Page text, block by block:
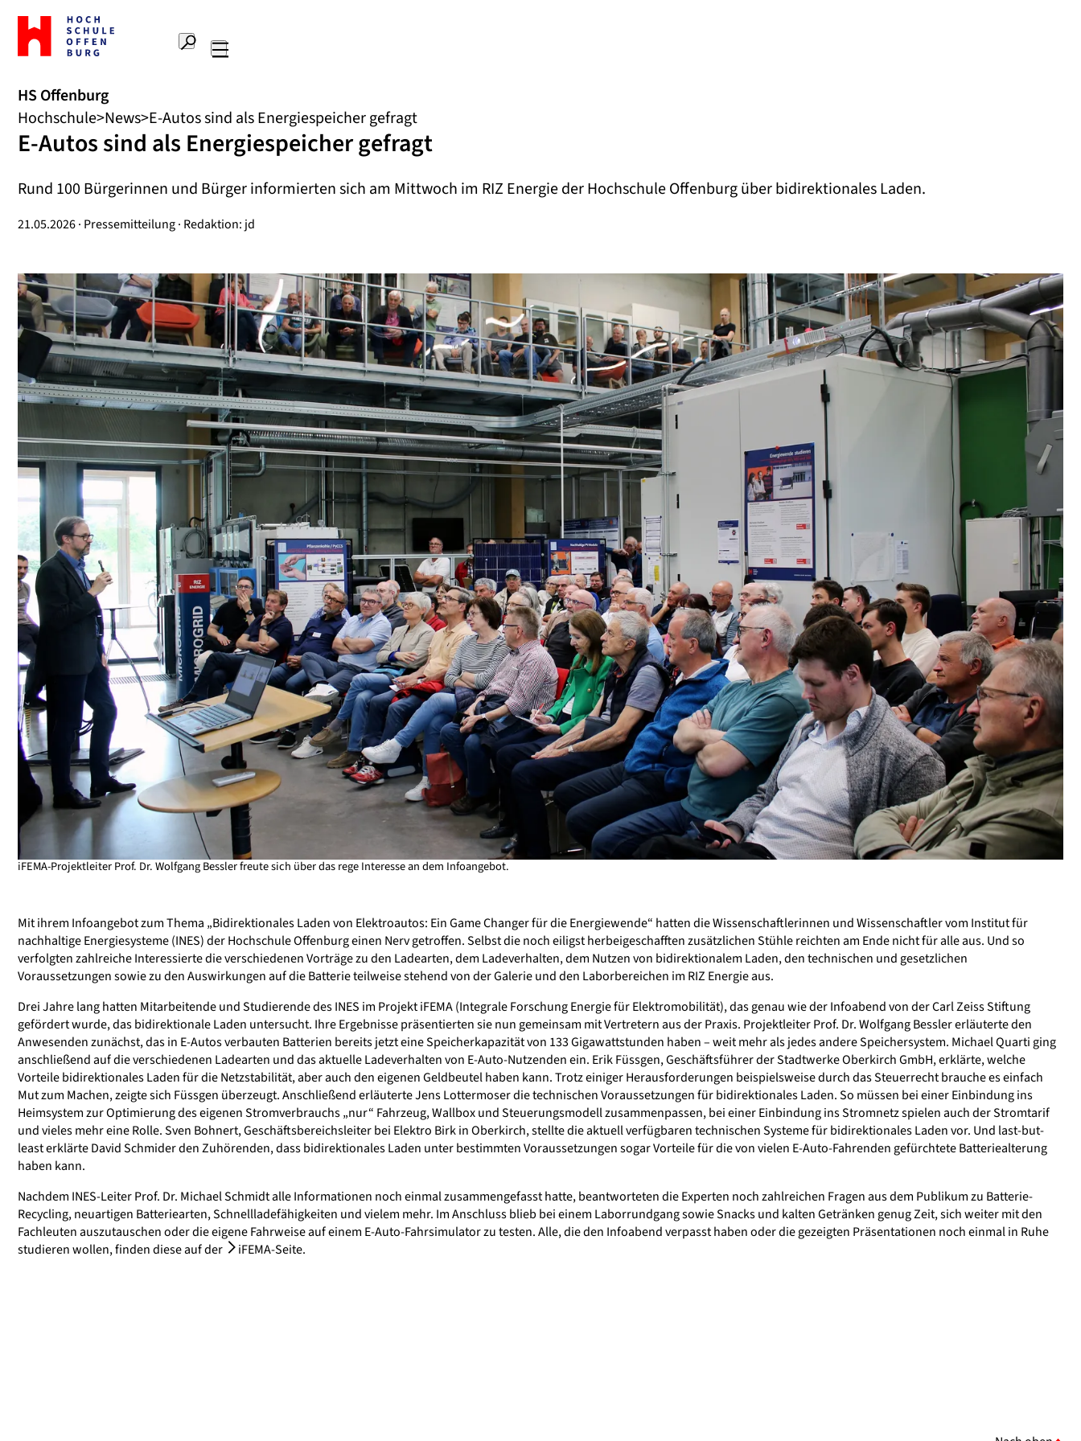
Zur
Startseite
Hochschule
Suche
HS Offenburg
Hochschule News E-Autos sind als Energiespeicher gefragt
E-Autos sind als Energiespeicher gefragt
Rund 100 Bürgerinnen und Bürger informierten sich am Mittwoch im RIZ Energie der Hochschule Offenburg über bidirektionales Laden.
21.05.2026 · Pressemitteilung · Redaktion: jd
iFEMA-Projektleiter Prof. Dr. Wolfgang Bessler freute sich über das rege Interesse an dem Infoangebot.
Mit ihrem Infoangebot zum Thema „Bidirektionales Laden von Elektroautos: Ein Game Changer für die Energiewende“ hatten die Wissenschaftlerinnen und Wissenschaftler vom Institut für
nachhaltige Energiesysteme (INES) der Hochschule Offenburg einen Nerv getroffen. Selbst die noch eiligst herbeigeschafften zusätzlichen Stühle reichten am Ende nicht für alle aus. Und so
verfolgten zahlreiche Interessierte die verschiedenen Vorträge zu den Ladearten, dem Ladeverhalten, dem Nutzen von bidirektionalem Laden, den technischen und gesetzlichen
Voraussetzungen sowie zu den Auswirkungen auf die Batterie teilweise stehend von der Galerie und den Laborbereichen im RIZ Energie aus.
Drei Jahre lang hatten Mitarbeitende und Studierende des INES im Projekt iFEMA (Integrale Forschung Energie für Elektromobilität), das genau wie der Infoabend von der Carl Zeiss Stiftung
gefördert wurde, das bidirektionale Laden untersucht. Ihre Ergebnisse präsentierten sie nun gemeinsam mit Vertretern aus der Praxis. Projektleiter Prof. Dr. Wolfgang Bessler erläuterte den
Anwesenden zunächst, das in E-Autos verbauten Batterien bereits jetzt eine Speicherkapazität von 133 Gigawattstunden haben – weit mehr als jedes andere Speichersystem. Michael Quarti ging
anschließend auf die verschiedenen Ladearten und das aktuelle Ladeverhalten von E-Auto-Nutzenden ein. Erik Füssgen, Geschäftsführer der Stadtwerke Oberkirch GmbH, erklärte, welche
Vorteile bidirektionales Laden für die Netzstabilität, aber auch den eigenen Geldbeutel haben kann. Trotz einiger Herausforderungen beispielsweise durch das Steuerrecht brauche es einfach
Mut zum Machen, zeigte sich Füssgen überzeugt. Anschließend erläuterte Jens Lottermoser die technischen Voraussetzungen für bidirektionales Laden. So müssen bei einer Einbindung ins
Heimsystem zur Optimierung des eigenen Stromverbrauchs „nur“ Fahrzeug, Wallbox und Steuerungsmodell zusammenpassen, bei einer Einbindung ins Stromnetz spielen auch der Stromtarif
und vieles mehr eine Rolle. Sven Bohnert, Geschäftsbereichsleiter bei Elektro Birk in Oberkirch, stellte die aktuell verfügbaren technischen Systeme für bidirektionales Laden vor. Und last-but-
least erklärte David Schmider den Zuhörenden, dass bidirektionales Laden unter bestimmten Voraussetzungen sogar Vorteile für die von vielen E-Auto-Fahrenden gefürchtete Batteriealterung
haben kann.
Nachdem INES-Leiter Prof. Dr. Michael Schmidt alle Informationen noch einmal zusammengefasst hatte, beantworteten die Experten noch zahlreichen Fragen aus dem Publikum zu Batterie-
Recycling, neuartigen Batteriearten, Schnellladefähigkeiten und vielem mehr. Im Anschluss blieb bei einem Laborrundgang sowie Snacks und kalten Getränken genug Zeit, sich weiter mit den
Fachleuten auszutauschen oder die eigene Fahrweise auf einem E-Auto-Fahrsimulator zu testen. Alle, die den Infoabend verpasst haben oder die gezeigten Präsentationen noch einmal in Ruhe
studieren wollen, finden diese auf der
iFEMA-Seite.